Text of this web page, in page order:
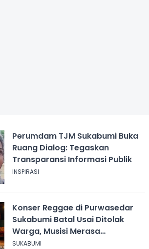
Perumdam TJM Sukabumi Buka
Ruang Dialog: Tegaskan
Transparansi Informasi Publik
INSPIRASI
Konser Reggae di Purwasedar
Sukabumi Batal Usai Ditolak
Warga, Musisi Merasa
Didiskreditkan
SUKABUMI